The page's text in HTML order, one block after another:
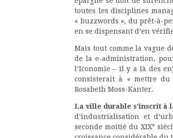
toutes les disciplines
« buzzwords », du prêt-à-
en se dispensant d’en
Mais tout comme la vague
de la e-administration,
l’Iconomie – il y a là des
consisterait à « mettre
Rosabeth Moss-Kanter.
La ville durable s’inscrit à
d’industrialisation et
seconde moitié du XIX°